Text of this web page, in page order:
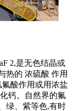
2,是无色结晶或
热的 浓硫酸 作用
酸作用或用浓盐
钙。自然界的氟
绿、紫等色,有时